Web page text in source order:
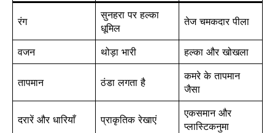
रंग
सुनहरा पर हल्का
धूमिल
तेज चमकदार पीला
वजन थोड़ा भारी हल्का और खोखला
तापमान ठंडा लगता है
कमरे के तापमान
जैसा
दरारें और धारियाँ प्राकृतिक रेखाएं
एकसमान और
प्लास्टिकनुमा